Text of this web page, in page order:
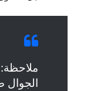
الجوال